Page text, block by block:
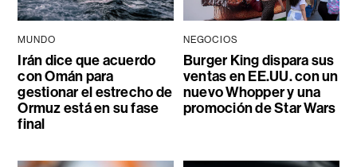
MUNDO
Irán dice que acuerdo
con Omán para
gestionar el estrecho de
Ormuz está en su fase
final
NEGOCIOS
Burger King dispara sus
ventas en EE.UU. con un
nuevo Whopper y una
promoción de Star Wars